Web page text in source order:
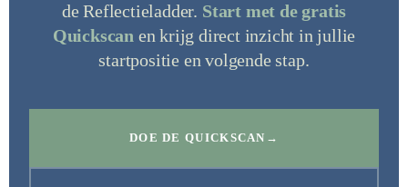
de Reflectieladder. Start met de gratis
Quickscan en krijg direct inzicht in jullie
startpositie en volgende stap.
DOE DE QUICKSCAN